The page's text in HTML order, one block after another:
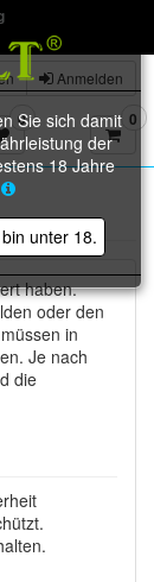
Anmelden
0 0
Sie sich damit
der
18 Jahre
unter 18.
haben.
oder den
in
Je nach
die